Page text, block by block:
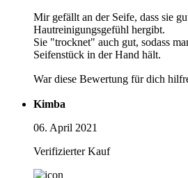
Mir gefällt an der Seife, dass sie
Hautreinigungsgefühl hergibt.
Sie "trocknet" auch gut, sodass
Seifenstück in der Hand hält.
War diese Bewertung für dich
Kimba
06. April 2021
Verifizierter Kauf